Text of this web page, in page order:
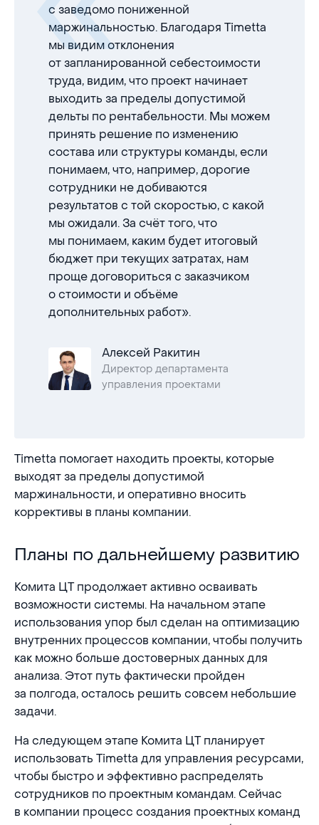
с заведомо пониженной
маржинальностью. Благодаря Timetta
мы видим отклонения
от запланированной себестоимости
труда, видим, что проект начинает
выходить за пределы допустимой
дельты по рентабельности. Мы можем
принять решение по изменению
состава или структуры команды, если
понимаем, что, например, дорогие
сотрудники не добиваются
результатов с той скоростью, с какой
мы ожидали. За счёт того, что
мы понимаем, каким будет итоговый
бюджет при текущих затратах, нам
проще договориться с заказчиком
о стоимости и объёме
дополнительных работ».
Алексей Ракитин
Директор департамента
управления проектами
Timetta помогает находить проекты, которые
выходят за пределы допустимой
маржинальности, и оперативно вносить
коррективы в планы компании.
Планы по дальнейшему развитию
Планы по дальнейшему развитию
Комита ЦТ продолжает активно осваивать
возможности системы. На начальном этапе
использования упор был сделан на оптимизацию
внутренних процессов компании, чтобы получить
как можно больше достоверных данных для
анализа. Этот путь фактически пройден
за полгода, осталось решить совсем небольшие
задачи.
На следующем этапе Комита ЦТ планирует
использовать Timetta для управления ресурсами,
чтобы быстро и эффективно распределять
сотрудников по проектным командам. Сейчас
в компании процесс создания проектных команд